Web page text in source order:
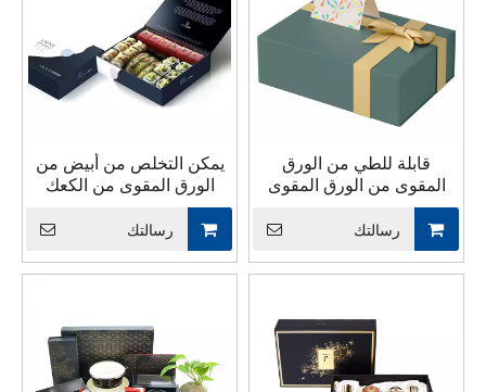
يمكن التخلص من أبيض من
الورق المقوى من الكعك
رسالتك
قابلة للطي من الورق
المقوى من الورق المقوى
للتجميل المكياج ملابس
مغناطيسية قابلة للطي إغلاق
التسوق الورق السوداء
التغليف هدايا
رسالتك